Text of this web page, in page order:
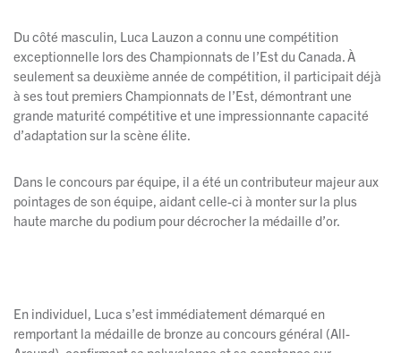
Du côté masculin, Luca Lauzon a connu une compétition
exceptionnelle lors des Championnats de l’Est du Canada. À
seulement sa deuxième année de compétition, il participait déjà
à ses tout premiers Championnats de l’Est, démontrant une
grande maturité compétitive et une impressionnante capacité
d’adaptation sur la scène élite.
Dans le concours par équipe, il a été un contributeur majeur aux
pointages de son équipe, aidant celle-ci à monter sur la plus
haute marche du podium pour décrocher la médaille d’or.
En individuel, Luca s’est immédiatement démarqué en
remportant la médaille de bronze au concours général (All-